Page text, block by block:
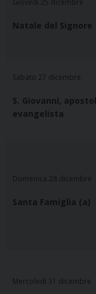
Giovedì 25 dicembre
Natale del Signore
Sabato 27 dicembre
S. Giovanni,
evangelista
Domenica 28 dicembre
Santa Famiglia (a)
Mercoledì 31 dicembre